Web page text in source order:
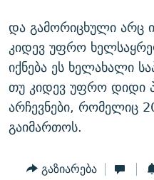
და გამორიცხული არც
კიდევ უფრო
იქნება ეს ხელახალი
თუ კიდევ უფრო დიდი
არჩევნები, რომელიც
გაიმართოს.
გაზიარება